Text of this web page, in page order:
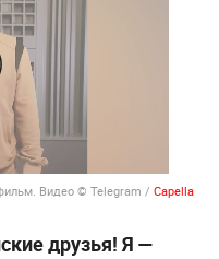
Видео © Telegram / Capella
друзья! Я —